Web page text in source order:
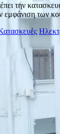
την
εμφάνιση των